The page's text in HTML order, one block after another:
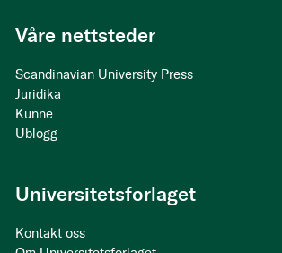
Våre nettsteder
Scandinavian University Press
Juridika
Kunne
Ublogg
Universitetsforlaget
Kontakt oss